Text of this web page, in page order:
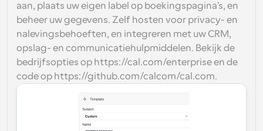
aan, plaats uw eigen label op boekingspagina's, en
beheer uw gegevens. Zelf hosten voor privacy- en
nalevingsbehoeften, en integreren met uw CRM,
opslag- en communicatiehulpmiddelen. Bekijk de
bedrijfsopties op https://cal.com/enterprise en de
code op https://github.com/calcom/cal.com.